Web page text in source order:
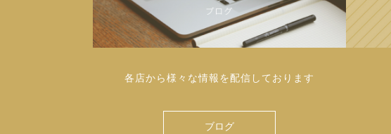
各店から様々な情報を配信しております
ブログ